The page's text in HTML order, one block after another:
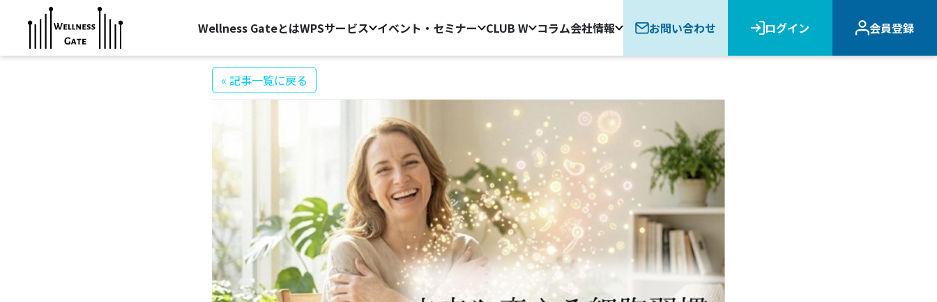
Wellness GateとはWPSサービス イベント・セミナー CLUB W コラム会社情報 お問い合わせ ログイン 会員登録
« 記事一覧に戻る